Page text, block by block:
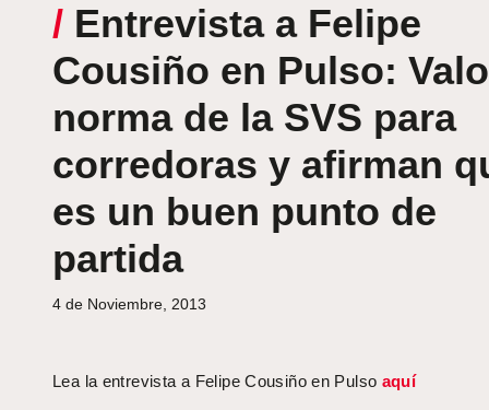
/ Entrevista a Felipe
Cousiño en Pulso:
norma de la SVS para
corredoras y afirman
es un buen punto de
partida
4 de Noviembre, 2013
Lea la entrevista a Felipe Cousiño en Pulso aquí